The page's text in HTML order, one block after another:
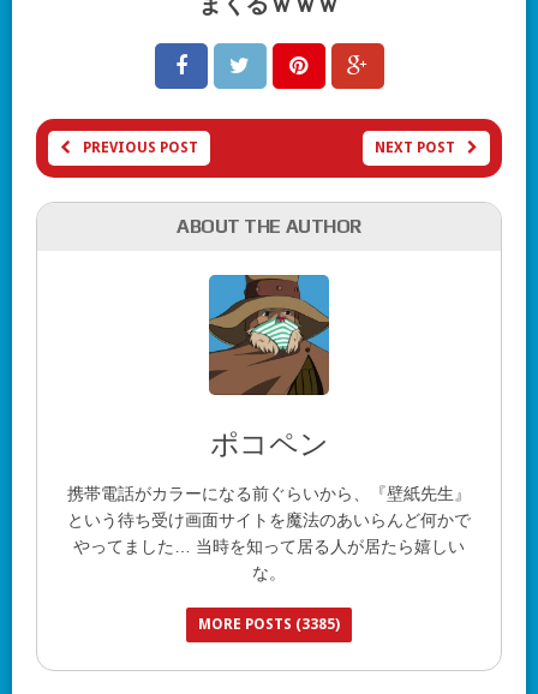
PREVIOUS POST NEXT POST
ABOUT THE AUTHOR
ポコペン
携帯電話がカラーになる前ぐらいから、『壁紙先生』
という待ち受け画面サイトを魔法のあいらんど何かで
やってました… 当時を知って居る人が居たら嬉しい
な。
MORE POSTS (3385)